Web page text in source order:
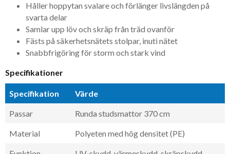
Håller hoppytan svalare och förlänger livslängden på
svarta delar
Samlar upp löv och skräp från träd ovanför
Fästs på säkerhetsnätets stolpar, inuti nätet
Snabbfrigöring för storm och stark vind
Specifikationer
Specifikation Värde
Passar Runda studsmattor 370 cm
Material Polyeten med hög densitet (PE)